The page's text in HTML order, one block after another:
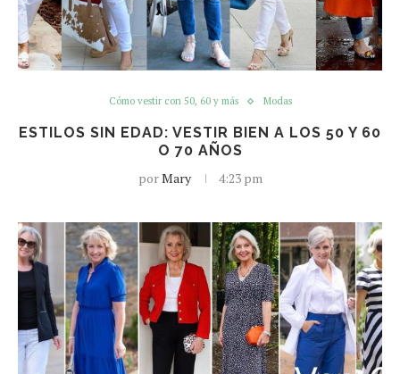
Cómo vestir con 50, 60 y más Modas
ESTILOS SIN EDAD: VESTIR BIEN A LOS 50 Y 60
O 70 AÑOS
porMary 4:23 pm